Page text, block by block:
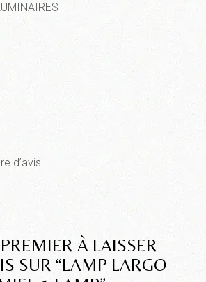
d’avis.
À LAISSER
SUR “LAMP LARGO